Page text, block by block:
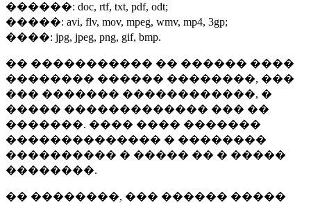
������: doc, rtf, txt, pdf, odt;
�����: avi, flv, mov, mpeg, wmv, mp4, 3gp;
����: jpg, jpeg, png, gif, bmp.
�� ����������� �� ������ ����
�������� ������ ��������, ���
��� ������� ������������, �
����� ������������� ��� ��
�������. ���� ���� �������
�������������� � ��������
���������� � ����� �� � �����
��������.
�� ��������, ��� ������ �����